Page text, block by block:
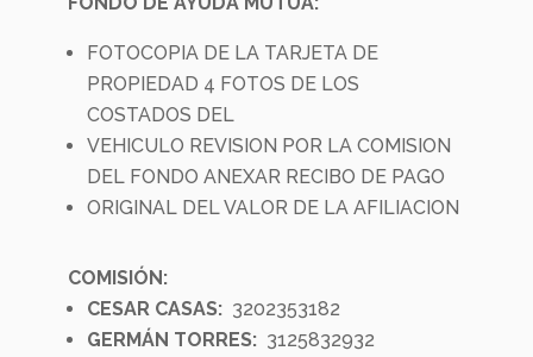
FOTOCOPIA DE LA TARJETA DE
PROPIEDAD 4 FOTOS DE LOS
COSTADOS DEL
VEHICULO REVISION POR LA COMISION
DEL FONDO ANEXAR RECIBO DE PAGO
ORIGINAL DEL VALOR DE LA AFILIACION
COMISIÓN:
CESAR CASAS: 3202353182
GERMÁN TORRES:3125832932